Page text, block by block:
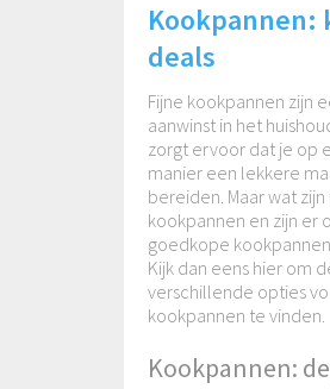
Kookpannen:
deals
Fijne kookpannen zijn
aanwinst in het
zorgt ervoor dat je op
manier een lekkere
bereiden. Maar wat
kookpannen en zijn er
goedkope
Kijk dan eens hier om
verschillende opties
kookpannen te vinden.
Kookpannen: